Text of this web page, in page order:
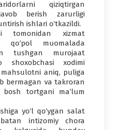
qiziqtirgan
berish zarurligi
ishlari o‘tkazildi.
tomonidan xizmat
qo‘pol muomalada
tushgan murojaat
shoxobchasi xodimi
aniq, puliga
bermagan va takroran
bosh tortgani ma’lum
yo‘l qo‘ygan salat
intizomiy chora